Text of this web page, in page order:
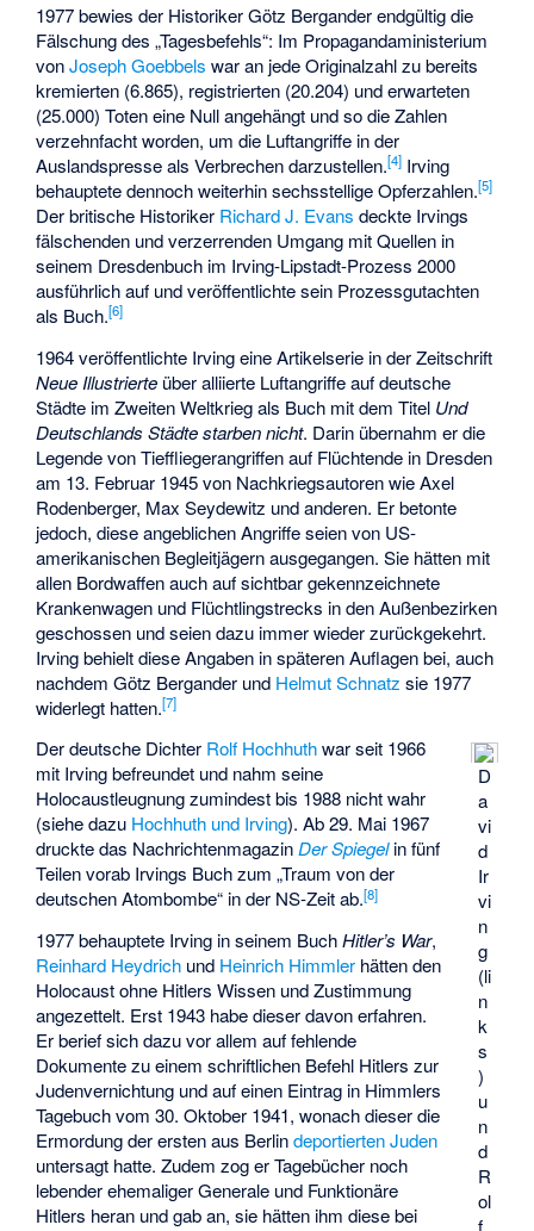
1977 bewies der HistorikerGötz Berganderendgültig die
Fälschung des „Tagesbefehls“: Im Propagandaministerium
vonJoseph Goebbels war an jede Originalzahl zu bereits
kremierten (6.865), registrierten (20.204) und erwarteten
(25.000) Toten eine Null angehängt und so die Zahlen
verzehnfacht worden, um die Luftangriffe in der
Auslandspresse als Verbrechen darzustellen.[4] Irving
behauptete dennoch weiterhin sechsstellige Opferzahlen.[5]
Der britische Historiker Richard J. Evans deckte Irvings
fälschenden und verzerrenden Umgang mit Quellen in
seinem Dresdenbuch im Irving-Lipstadt-Prozess 2000
ausführlich auf und veröffentlichte sein Prozessgutachten
als Buch.[6]
1964 veröffentlichte Irving eine Artikelserie in der Zeitschrift
Neue Illustrierte über alliierte Luftangriffe auf deutsche
Städte im Zweiten Weltkrieg als Buch mit dem Titel Und
Deutschlands Städte starben nicht. Darin übernahm er die
Legende von Tieffliegerangriffen auf Flüchtende in Dresden
am 13. Februar 1945 von Nachkriegsautoren wie Axel
Rodenberger, Max Seydewitz und anderen. Er betonte
jedoch, diese angeblichen Angriffe seien von US-
amerikanischen Begleitjägern ausgegangen. Sie hätten mit
allen Bordwaffen auch auf sichtbar gekennzeichnete
Krankenwagen und Flüchtlingstrecks in den Außenbezirken
geschossen und seien dazu immer wieder zurückgekehrt.
Irving behielt diese Angaben in späteren Auflagen bei, auch
nachdem Götz Bergander und Helmut Schnatz sie 1977
widerlegt hatten.[7]
D
a
vi
d
Ir
vi
n
g
(li
n
k
s
)
u
n
d
R
ol
f
Der deutsche Dichter Rolf Hochhuthwar seit 1966
mit Irving befreundet und nahm seine
Holocaustleugnung zumindest bis 1988 nicht wahr
(siehe dazu Hochhuth und Irving). Ab 29. Mai 1967
druckte das NachrichtenmagazinDer Spiegelin fünf
Teilen vorab Irvings Buch zum „Traum von der
deutschen Atombombe“ in der NS-Zeit ab.[8]
1977 behauptete Irving in seinem BuchHitler’s War,
Reinhard Heydrich und Heinrich Himmler hätten den
Holocaust ohne Hitlers Wissen und Zustimmung
angezettelt. Erst 1943 habe dieser davon erfahren.
Er berief sich dazu vor allem auf fehlende
Dokumente zu einem schriftlichen Befehl Hitlers zur
Judenvernichtung und auf einen Eintrag in Himmlers
Tagebuch vom 30. Oktober 1941, wonach dieser die
Ermordung der ersten aus Berlindeportierten Juden
untersagt hatte. Zudem zog er Tagebücher noch
lebender ehemaliger Generale und Funktionäre
Hitlers heran und gab an, sie hätten ihm diese bei